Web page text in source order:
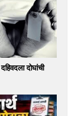
दोघांची